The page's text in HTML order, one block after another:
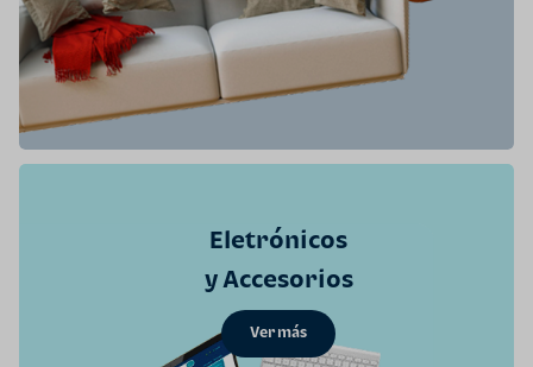
Eletrónicos
y Accesorios
Ver más